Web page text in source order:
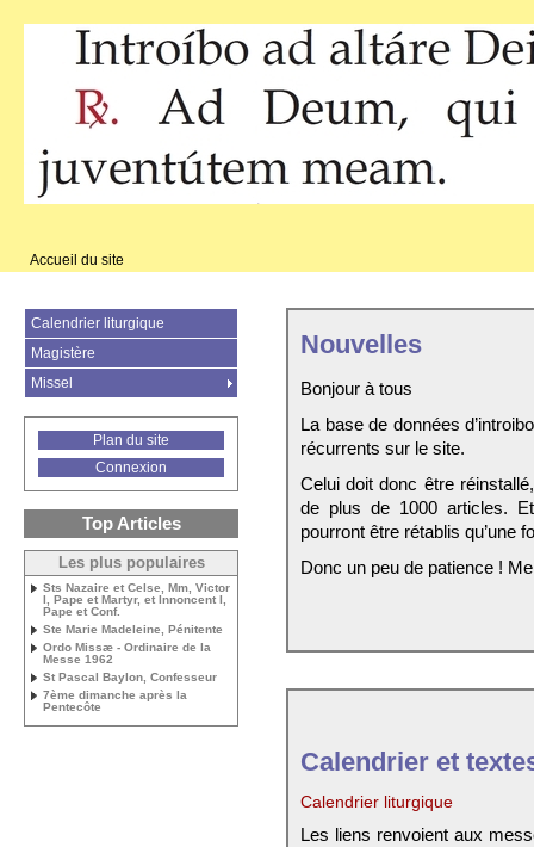
Accueil du site
Nouvelles
Bonjour à tous
La base de données
récurrents sur le site.
Celui doit donc être
de plus de 1000 articles.
pourront être rétablis qu’une
Donc un peu de patience !
Calendrier et
Calendrier liturgique
Les liens renvoient aux
Calendrier liturgique
Magistère
Missel
Plan du site
Connexion
Top Articles
Les plus populaires
Sts Nazaire et Celse, Mm, Victor
I, Pape et Martyr, et Innoncent I,
Pape et Conf.
Ste Marie Madeleine, Pénitente
Ordo Missæ - Ordinaire de la
Messe 1962
St Pascal Baylon, Confesseur
7ème dimanche après la
Pentecôte